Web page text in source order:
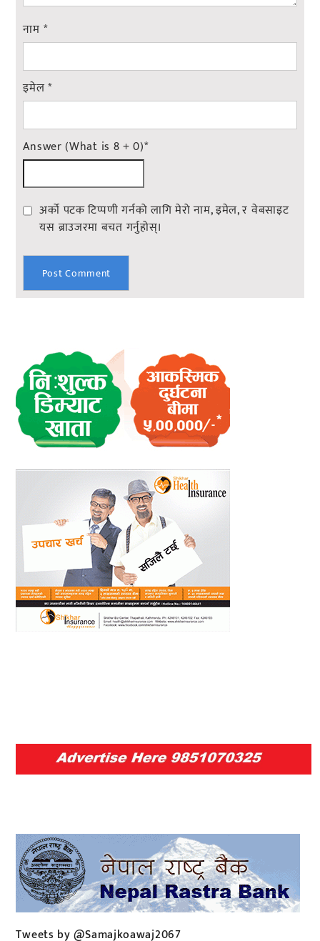
नाम *
इमेल*
Answer (What is 8 + 0)*
अर्को पटक टिप्पणी गर्नको लागि मेरो नाम, इमेल, र वेबसाइट
यस ब्राउजरमा बचत गर्नुहोस्।
Tweets by @Samajkoawaj2067